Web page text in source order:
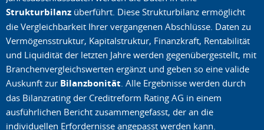
Strukturbilanz überführt. Diese Strukturbilanz ermöglicht
die Vergleichbarkeit Ihrer vergangenen Abschlüsse. Daten zu
Vermögensstruktur, Kapitalstruktur, Finanzkraft, Rentabilität
und Liquidität der letzten Jahre werden gegenübergestellt, mit
Branchenvergleichswerten ergänzt und geben so eine valide
Auskunft zur Bilanzbonität. Alle Ergebnisse werden durch
das Bilanzrating der Creditreform Rating AG in einem
ausführlichen Bericht zusammengefasst, der an die
individuellen Erfordernisse angepasst werden kann.